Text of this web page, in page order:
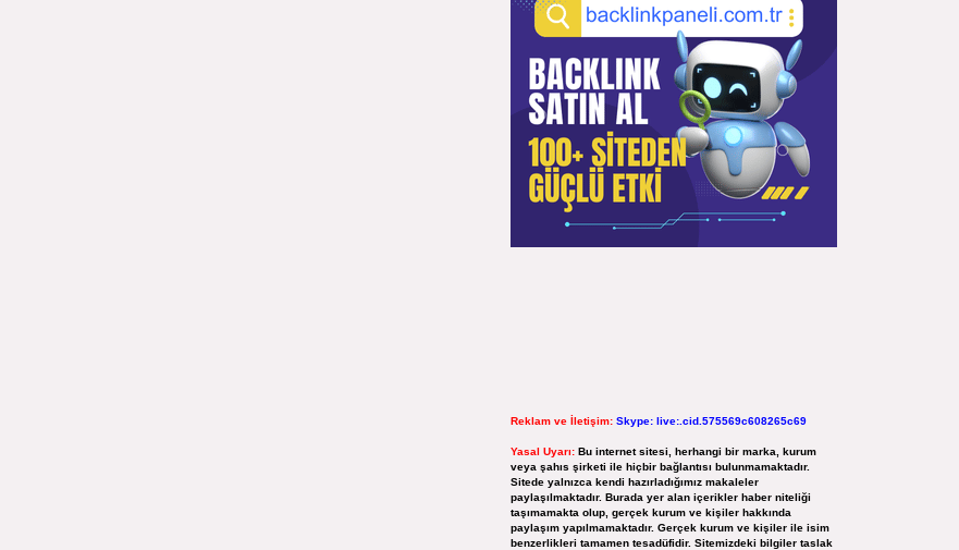
Reklam ve İletişim: Skype: live:.cid.575569c608265c69
Yasal Uyarı: Bu internet sitesi, herhangi bir marka, kurum
veya şahıs şirketi ile hiçbir bağlantısı bulunmamaktadır.
Sitede yalnızca kendi hazırladığımız makaleler
paylaşılmaktadır. Burada yer alan içerikler haber niteliği
taşımamakta olup, gerçek kurum ve kişiler hakkında
paylaşım yapılmamaktadır. Gerçek kurum ve kişiler ile isim
benzerlikleri tamamen tesadüfidir. Sitemizdeki bilgiler taslak